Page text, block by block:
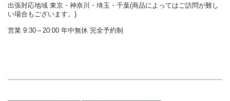
出張対応地域 東京・神奈川・埼玉・千葉(商品によってはご訪問が難し
い場合もございます。)
営業 9:30～20:00 年中無休 完全予約制